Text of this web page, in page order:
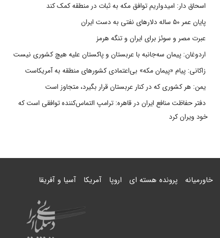
اسحاق دار: امیدواریم توافق مکه به ثبات در منطقه کمک کند
پایان عمر ۵۰ ساله دلارهای نفتی به دست ایران
عبرت مصر و سوئز برای ایران و تنگه هرمز
اردوغان: پیمان سه‌جانبه با عربستان و پاکستان علیه هیچ کشوری نیست
زاکانی: پیام «پیمان مکه» بی‌اعتمادی کشورهای منطقه به آمریکاست
یمن: هر کشوری که در کنار عربستان قرار بگیرد، متجاوز است
دفتر حفاظت منافع ایران در قاهره: ترامپ التماس‌کننده توافقی است که
خود ویران کرد
خاورمیانه پرونده هسته ای اروپا آمریکا آسیا و آفریقا